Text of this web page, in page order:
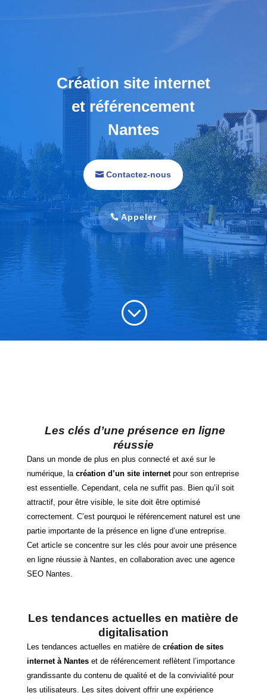
Création site internet
et référencement
Nantes
Contactez-nous
Appeler
;
Les clés d’une présence en ligne
réussie
Dans un monde de plus en plus connecté et axé sur le
numérique, la création d’un site internetpour son entreprise
est essentielle. Cependant, cela ne suffit pas. Bien qu’il soit
attractif, pour être visible, le site doit être optimisé
correctement. C’est pourquoi le référencement naturel est une
partie importante de la présence en ligne d’une entreprise.
Cet article se concentre sur les clés pour avoir une présence
en ligne réussie à Nantes, en collaboration avec une agence
SEO Nantes.
Les tendances actuelles en matière de
digitalisation
Les tendances actuelles en matière de création de sites
internet à Nanteset de référencement reflètent l’importance
grandissante du contenu de qualité et de la convivialité pour
les utilisateurs. Les sites doivent offrir une expérience